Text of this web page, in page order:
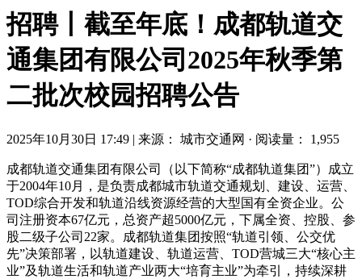
招聘丨截至年底！成都轨道交
通集团有限公司2025年秋季第
二批次校园招聘公告
2025年10月30日 17:49 | 来源： 城市交通网 · 阅读量： 1,955
成都轨道交通集团有限公司（以下简称“成都轨道集团”）成立
于2004年10月，是负责成都城市轨道交通规划、建设、运营、
TOD综合开发和轨道沿线资源经营的大型国有全资企业。公
司注册资本67亿元，总资产超5000亿元，下属全资、控股、参
股二级子公司22家。成都轨道集团按照“轨道引领、公交优
先”决策部署，以轨道建设、轨道运营、TOD营城三大“核心主
业”及轨道生活和轨道产业两大“培育主业”为牵引，持续深耕